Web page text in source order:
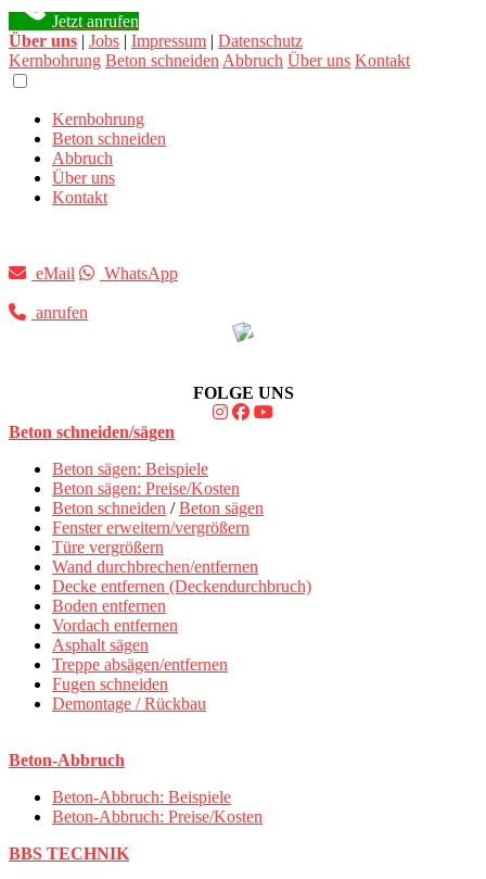
Jetzt anrufen
Über uns | Jobs | Impressum | Datenschutz
Kernbohrung Beton schneiden Abbruch Über uns Kontakt
Kernbohrung
Beton schneiden
Abbruch
Über uns
Kontakt
eMail WhatsApp
anrufen
FOLGE UNS
Beton schneiden/sägen
Beton sägen: Beispiele
Beton sägen: Preise/Kosten
Beton schneiden /Beton sägen
Fenster erweitern/vergrößern
Türe vergrößern
Wand durchbrechen/entfernen
Decke entfernen (Deckendurchbruch)
Boden entfernen
Vordach entfernen
Asphalt sägen
Treppe absägen/entfernen
Fugen schneiden
Demontage / Rückbau
Beton-Abbruch
Beton-Abbruch: Beispiele
Beton-Abbruch: Preise/Kosten
BBS TECHNIK